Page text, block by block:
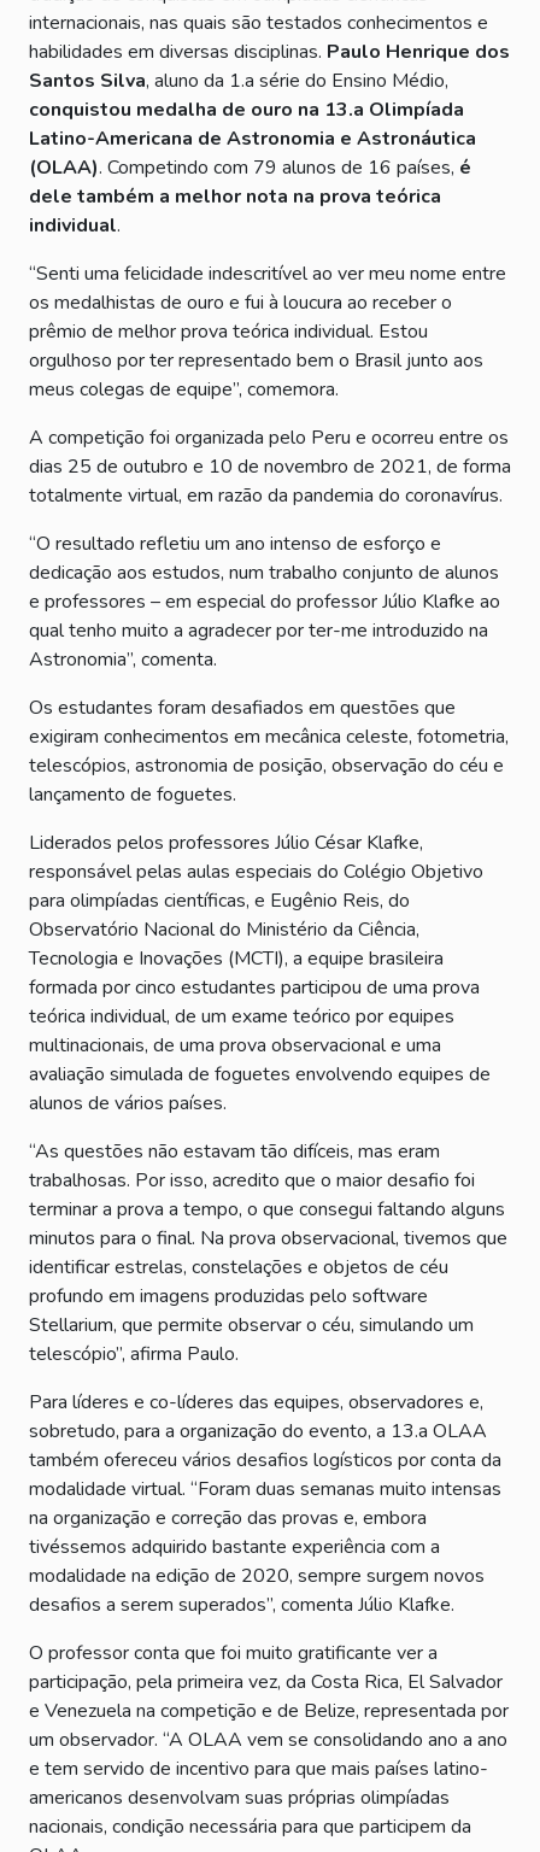
internacionais, nas quais são testados conhecimentos e
habilidades em diversas disciplinas. Paulo Henrique dos
Santos Silva, aluno da 1.a série do Ensino Médio,
conquistou medalha de ouro na 13.a Olimpíada
Latino-Americana de Astronomia e Astronáutica
(OLAA). Competindo com 79 alunos de 16 países, é
dele também a melhor nota na prova teórica
individual.
“Senti uma felicidade indescritível ao ver meu nome entre
os medalhistas de ouro e fui à loucura ao receber o
prêmio de melhor prova teórica individual. Estou
orgulhoso por ter representado bem o Brasil junto aos
meus colegas de equipe”, comemora.
A competição foi organizada pelo Peru e ocorreu entre os
dias 25 de outubro e 10 de novembro de 2021, de forma
totalmente virtual, em razão da pandemia do coronavírus.
“O resultado refletiu um ano intenso de esforço e
dedicação aos estudos, num trabalho conjunto de alunos
e professores – em especial do professor Júlio Klafke ao
qual tenho muito a agradecer por ter-me introduzido na
Astronomia”, comenta.
Os estudantes foram desafiados em questões que
exigiram conhecimentos em mecânica celeste, fotometria,
telescópios, astronomia de posição, observação do céu e
lançamento de foguetes.
Liderados pelos professores Júlio César Klafke,
responsável pelas aulas especiais do Colégio Objetivo
para olimpíadas científicas, e Eugênio Reis, do
Observatório Nacional do Ministério da Ciência,
Tecnologia e Inovações (MCTI), a equipe brasileira
formada por cinco estudantes participou de uma prova
teórica individual, de um exame teórico por equipes
multinacionais, de uma prova observacional e uma
avaliação simulada de foguetes envolvendo equipes de
alunos de vários países.
“As questões não estavam tão difíceis, mas eram
trabalhosas. Por isso, acredito que o maior desafio foi
terminar a prova a tempo, o que consegui faltando alguns
minutos para o final. Na prova observacional, tivemos que
identificar estrelas, constelações e objetos de céu
profundo em imagens produzidas pelo software
Stellarium, que permite observar o céu, simulando um
telescópio”, afirma Paulo.
Para líderes e co-líderes das equipes, observadores e,
sobretudo, para a organização do evento, a 13.a OLAA
também ofereceu vários desafios logísticos por conta da
modalidade virtual. “Foram duas semanas muito intensas
na organização e correção das provas e, embora
tivéssemos adquirido bastante experiência com a
modalidade na edição de 2020, sempre surgem novos
desafios a serem superados”, comenta Júlio Klafke.
O professor conta que foi muito gratificante ver a
participação, pela primeira vez, da Costa Rica, El Salvador
e Venezuela na competição e de Belize, representada por
um observador. “A OLAA vem se consolidando ano a ano
e tem servido de incentivo para que mais países latino-
americanos desenvolvam suas próprias olimpíadas
nacionais, condição necessária para que participem da